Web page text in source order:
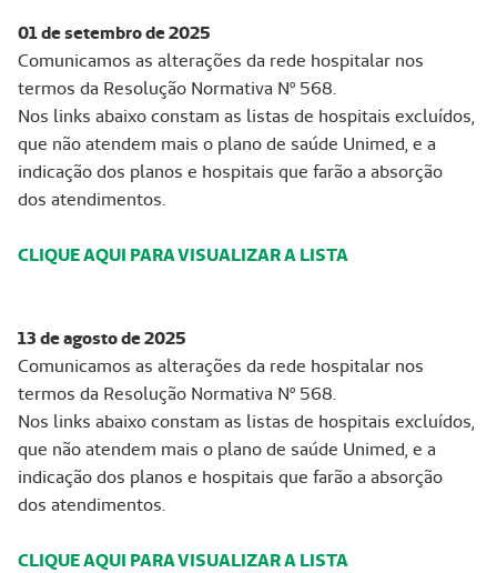
01 de setembro de 2025
Comunicamos as alterações da rede hospitalar nos
termos da Resolução Normativa Nº 568.
Nos links abaixo constam as listas de hospitais excluídos,
que não atendem mais o plano de saúde Unimed, e a
indicação dos planos e hospitais que farão a absorção
dos atendimentos.
CLIQUE AQUI PARA VISUALIZAR A LISTA
13 de agosto de 2025
Comunicamos as alterações da rede hospitalar nos
termos da Resolução Normativa Nº 568.
Nos links abaixo constam as listas de hospitais excluídos,
que não atendem mais o plano de saúde Unimed, e a
indicação dos planos e hospitais que farão a absorção
dos atendimentos.
CLIQUE AQUI PARA VISUALIZAR A LISTA